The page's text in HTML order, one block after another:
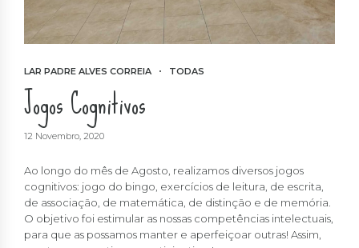
LAR PADRE ALVES CORREIA TODAS
Jogos Cognitivos
12 Novembro, 2020
Ao longo do mês de Agosto, realizamos diversos jogos
cognitivos: jogo do bingo, exercícios de leitura, de escrita,
de associação, de matemática, de distinção e de memória.
O objetivo foi estimular as nossas competências intelectuais,
para que as possamos manter e aperfeiçoar outras! Assim,